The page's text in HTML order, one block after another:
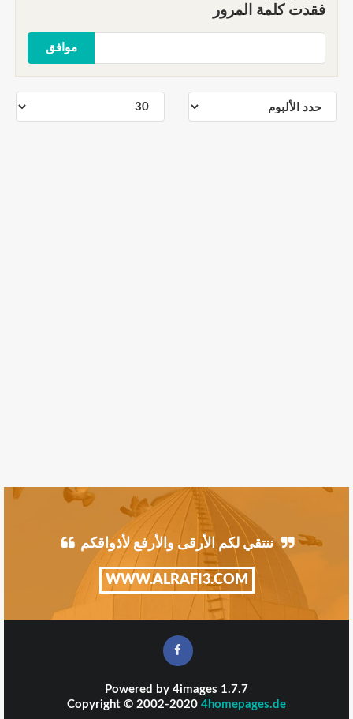
فقدت كلمة المرور
موافق
ننتقي لكم الأرقى والأرفع لأذواقكم
WWW.ALRAFI3.COM
Powered by 4images 1.7.7
Copyright © 2002-2020 4homepages.de